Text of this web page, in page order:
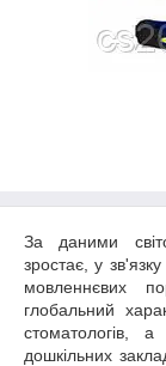
За даними
зростає, у
мовленнєвих
глобальний
стоматологів,
дошкільних